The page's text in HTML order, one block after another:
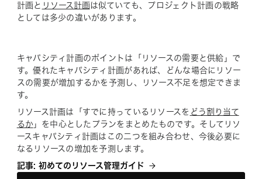
計画と リソース計画は似ていても、プロジェクト計画の戦略
としては多少の違いがあります。
キャパシティ計画のポイントは「リソースの需要と供給」で
す。優れたキャパシティ計画があれば、どんな場合にリソー
スの需要が増加するかを予測し、リソース不足を想定できま
す。
リソース計画は「すでに持っているリソースを どう割り当て
るか」を中心としたプランをまとめたものです。そしてリソ
ースキャパシティ計画はこの二つを組み合わせ、今後必要に
なるリソースの増加を予測します。
記事: 初めてのリソース管理ガイド